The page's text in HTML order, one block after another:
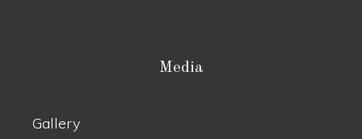
Media
Gallery